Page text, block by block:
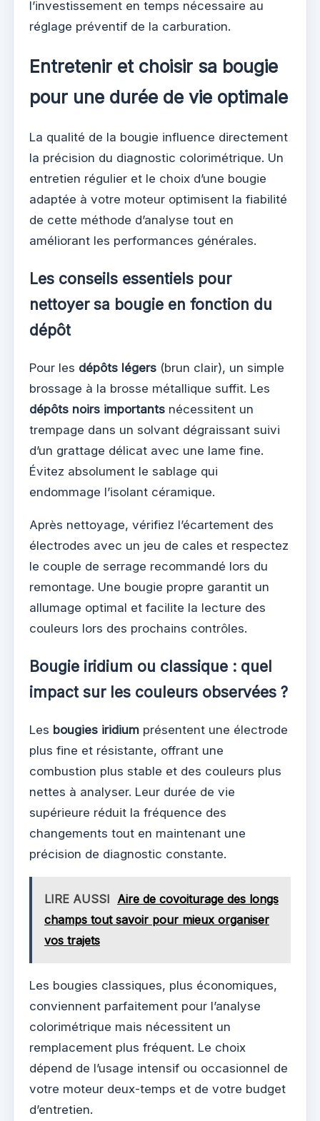
l’investissement en temps nécessaire au
réglage préventif de la carburation.
Entretenir et choisir sa bougie
pour une durée de vie optimale
La qualité de la bougie influence directement
la précision du diagnostic colorimétrique. Un
entretien régulier et le choix d’une bougie
adaptée à votre moteur optimisent la fiabilité
de cette méthode d’analyse tout en
améliorant les performances générales.
Les conseils essentiels pour
nettoyer sa bougie en fonction du
dépôt
Pour les dépôts légers (brun clair), un simple
brossage à la brosse métallique suffit. Les
dépôts noirs importants nécessitent un
trempage dans un solvant dégraissant suivi
d’un grattage délicat avec une lame fine.
Évitez absolument le sablage qui
endommage l’isolant céramique.
Après nettoyage, vérifiez l’écartement des
électrodes avec un jeu de cales et respectez
le couple de serrage recommandé lors du
remontage. Une bougie propre garantit un
allumage optimal et facilite la lecture des
couleurs lors des prochains contrôles.
Bougie iridium ou classique : quel
impact sur les couleurs observées ?
Les bougies iridium présentent une électrode
plus fine et résistante, offrant une
combustion plus stable et des couleurs plus
nettes à analyser. Leur durée de vie
supérieure réduit la fréquence des
changements tout en maintenant une
précision de diagnostic constante.
LIRE AUSSI Aire de covoiturage des longs
champs tout savoir pour mieux organiser
vos trajets
Les bougies classiques, plus économiques,
conviennent parfaitement pour l’analyse
colorimétrique mais nécessitent un
remplacement plus fréquent. Le choix
dépend de l’usage intensif ou occasionnel de
votre moteur deux-temps et de votre budget
d’entretien.